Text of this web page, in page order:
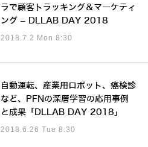
ラで顧客トラッキング＆マーケティ
ング – DLLAB DAY 2018
2018.7.2 Mon 8:30
自動運転、産業用ロボット、癌検診
など、PFNの深層学習の応用事例
と成果「DLLAB DAY 2018」
2018.6.26 Tue 8:30